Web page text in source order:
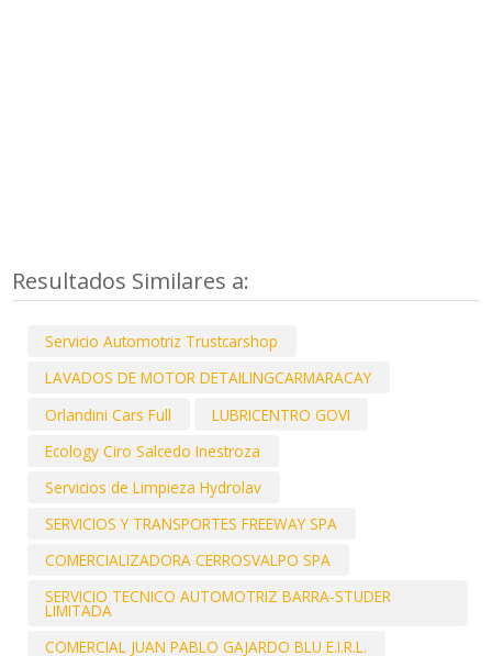
Resultados Similares a:
Servicio Automotriz Trustcarshop
LAVADOS DE MOTOR DETAILINGCARMARACAY
Orlandini Cars Full
LUBRICENTRO GOVI
Ecology Ciro Salcedo Inestroza
Servicios de Limpieza Hydrolav
SERVICIOS Y TRANSPORTES FREEWAY SPA
COMERCIALIZADORA CERROSVALPO SPA
SERVICIO TECNICO AUTOMOTRIZ BARRA-STUDER
LIMITADA
COMERCIAL JUAN PABLO GAJARDO BLU E.I.R.L.